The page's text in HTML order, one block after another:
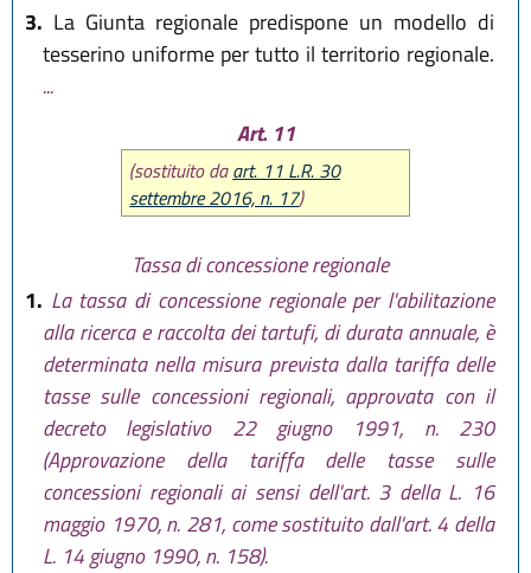
3. La Giunta regionale predispone un modello di
tesserino uniforme per tutto il territorio regionale.
...
Art. 11
(sostituito daart. 11 L.R. 30
settembre 2016, n. 17)
Tassa di concessione regionale
1. La tassa di concessione regionale per l'abilitazione
alla ricerca e raccolta dei tartufi, di durata annuale, è
determinata nella misura prevista dalla tariffa delle
tasse sulle concessioni regionali, approvata con il
decreto legislativo 22 giugno 1991, n. 230
(Approvazione della tariffa delle tasse sulle
concessioni regionali ai sensi dell'art. 3 della L. 16
maggio 1970, n. 281, come sostituito dall'art. 4 della
L. 14 giugno 1990, n. 158).